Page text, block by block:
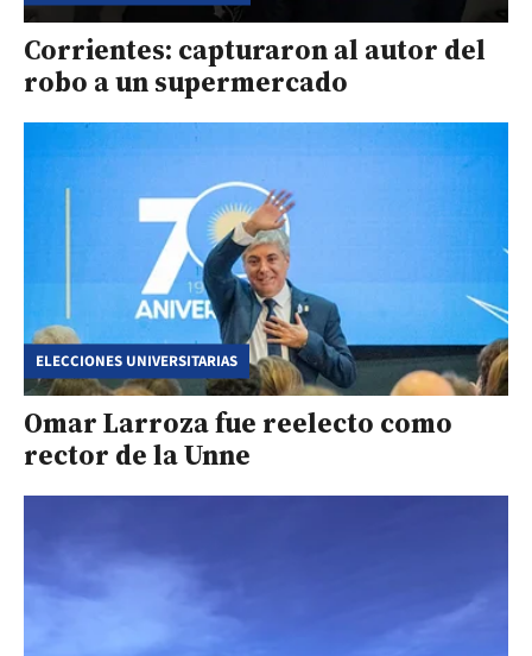
Corrientes: capturaron al autor del
robo a un supermercado
ELECCIONES UNIVERSITARIAS
Omar Larroza fue reelecto como
rector de la Unne